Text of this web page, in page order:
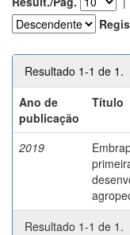
Resultado 1-1 de 1.
Ano de
publicação
Título
2019
Resultado 1-1 de 1.